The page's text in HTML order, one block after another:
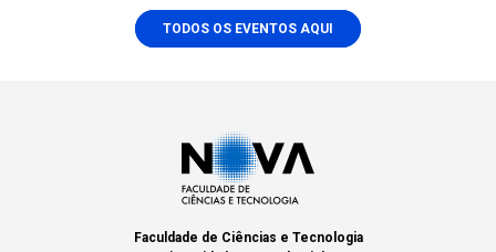
TODOS OS EVENTOS AQUI
Faculdade de Ciências e Tecnologia